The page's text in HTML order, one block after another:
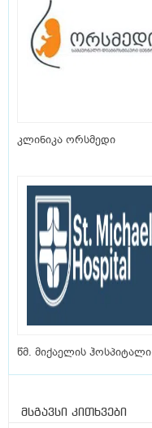
კლინიკა ორსმედი
წმ. მიქაელის ჰოსპიტალი
მსგავსი კითხვები